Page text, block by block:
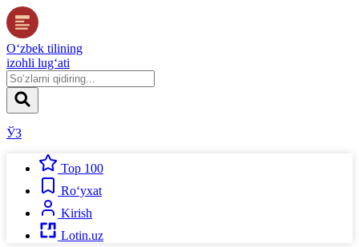
O‘zbek tilining
izohli lug‘ati
ЎЗ
Top 100
Ro‘yxat
Kirish
Lotin.uz